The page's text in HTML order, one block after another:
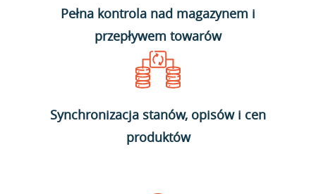
Pełna kontrola nad magazynem i
przepływem towarów
Synchronizacja stanów, opisów i cen
produktów